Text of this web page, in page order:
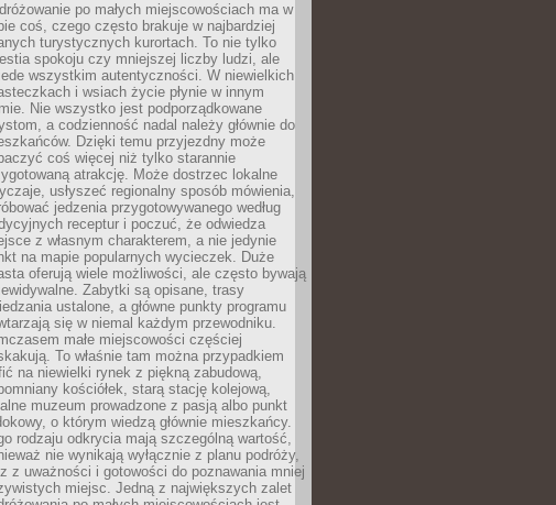
po małych miejscowościach ma w
coś, czego często brakuje w najbardziej
turystycznych kurortach. To nie tylko
spokoju czy mniejszej liczby ludzi, ale
wszystkim autentyczności. W niewielkich
i wsiach życie płynie w innym
Nie wszystko jest podporządkowane
a codzienność nadal należy głównie do
Dzięki temu przyjezdny może
coś więcej niż tylko starannie
atrakcję. Może dostrzec lokalne
usłyszeć regionalny sposób mówienia,
jedzenia przygotowywanego według
receptur i poczuć, że odwiedza
z własnym charakterem, a nie jedynie
na mapie popularnych wycieczek. Duże
oferują wiele możliwości, ale często bywają
Zabytki są opisane, trasy
ustalone, a główne punkty programu
się w niemal każdym przewodniku.
małe miejscowości częściej
To właśnie tam można przypadkiem
na niewielki rynek z piękną zabudową,
kościółek, starą stację kolejową,
muzeum prowadzone z pasją albo punkt
o którym wiedzą głównie mieszkańcy.
rodzaju odkrycia mają szczególną wartość,
nie wynikają wyłącznie z planu podróży,
z uważności i gotowości do poznawania mniej
miejsc. Jedną z największych zalet